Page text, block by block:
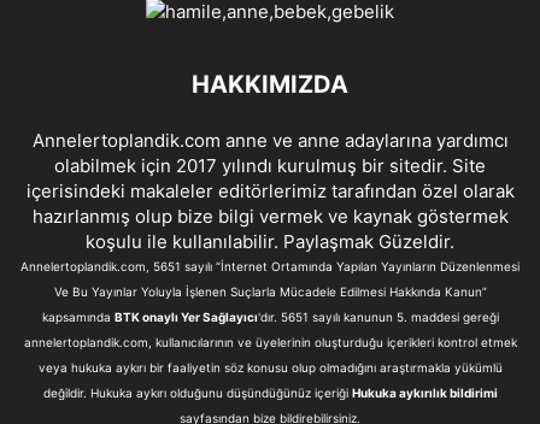
HAKKIMIZDA
Annelertoplandik.com anne ve anne adaylarına yardımcı
olabilmek için 2017 yılındı kurulmuş bir sitedir. Site
içerisindeki makaleler editörlerimiz tarafından özel olarak
hazırlanmış olup bize bilgi vermek ve kaynak göstermek
koşulu ile kullanılabilir. Paylaşmak Güzeldir.
Annelertoplandik.com, 5651 sayılı “İnternet Ortamında Yapılan Yayınların Düzenlenmesi
Ve Bu Yayınlar Yoluyla İşlenen Suçlarla Mücadele Edilmesi Hakkında Kanun”
kapsamında BTK onaylı Yer Sağlayıcı'dır. 5651 sayılı kanunun 5. maddesi gereği
annelertoplandik.com, kullanıcılarının ve üyelerinin oluşturduğu içerikleri kontrol etmek
veya hukuka aykırı bir faaliyetin söz konusu olup olmadığını araştırmakla yükümlü
değildir. Hukuka aykırı olduğunu düşündüğünüz içeriği Hukuka aykırılık bildirimi
sayfasından bize bildirebilirsiniz.